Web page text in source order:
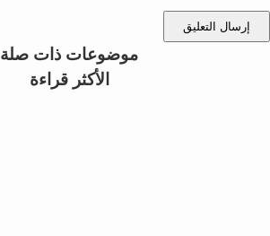
إرسال التعليق
موضوعات ذات صلة
الأكثر قراءة